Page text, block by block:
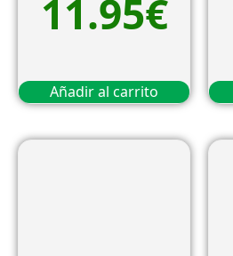
11.95€
Añadir al carrito